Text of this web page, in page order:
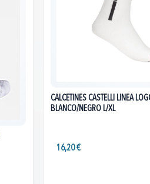
CALCETINES CASTELLI LINEA
BLANCO/NEGRO L/XL
16,20 €